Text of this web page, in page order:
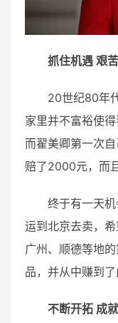
抓住机遇 艰
20世纪80年
家里并不富裕使
而翟美卿第一次
赔了2000元，而
终于有一天
运到北京去卖，
广州、顺德等地
品，并从中赚到
不断开拓 成